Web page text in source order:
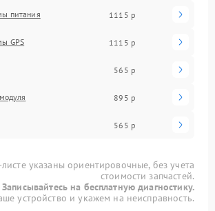
питания 1115 р
GPS 1115 р
565 р
895 р
565 р
указаны ориентировочные, без учета
стоимости запчастей.
Записывайтесь на бесплатную диагностику.
устройство и укажем на неисправность.